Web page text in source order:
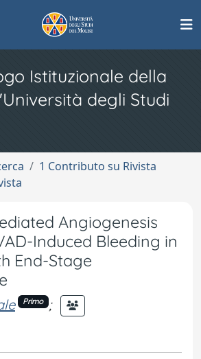
Istituzionale della
degli Studi
1 Contributo su Rivista
Angiogenesis
Induced Bleeding in
End-Stage
Primo ;